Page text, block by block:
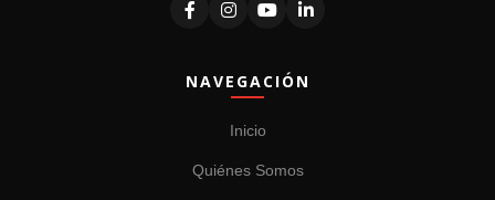
NAVEGACIÓN
Inicio
Quiénes Somos